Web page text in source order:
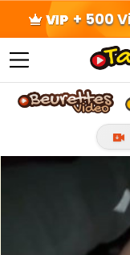
+ 500